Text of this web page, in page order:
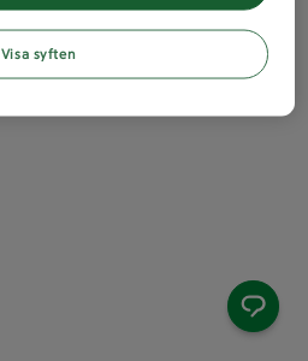
Visa syften